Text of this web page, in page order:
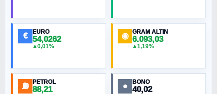
MURAT ÖZKAN
€ EURO
54,0262
▲0,01%
◉ GRAM ALTIN
6.093,03
▲1,19%
⛽ PETROL
88,21 ● BONO
40,02